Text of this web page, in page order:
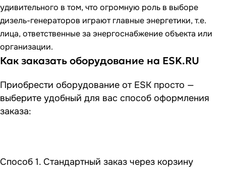
удивительного в том, что огромную роль в выборе
дизель-генераторов играют главные энергетики, т.е.
лица, ответственные за энергоснабжение объекта или
организации.
Как заказать оборудование на ESK.RU
Приобрести оборудование от ESK просто —
выберите удобный для вас способ оформления
заказа:
Способ 1. Стандартный заказ через корзину